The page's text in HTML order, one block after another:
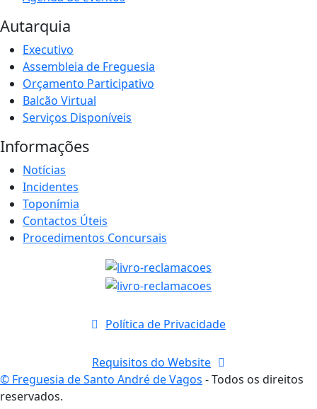
Autarquia
Executivo
Assembleia de Freguesia
Orçamento Participativo
Balcão Virtual
Serviços Disponíveis
Informações
Notícias
Incidentes
Toponímia
Contactos Úteis
Procedimentos Concursais
Política de Privacidade
Requisitos do Website
© Freguesia de Santo André de Vagos - Todos os direitos
reservados.